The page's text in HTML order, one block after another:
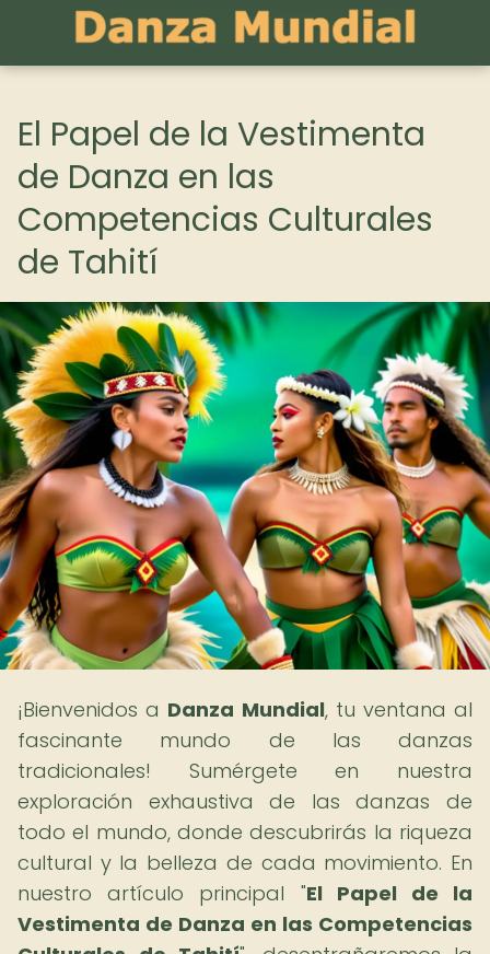
El Papel de la Vestimenta
de Danza en las
Competencias Culturales
de Tahití
¡Bienvenidos a Danza Mundial, tu ventana al
fascinante mundo de las danzas
tradicionales! Sumérgete en nuestra
exploración exhaustiva de las danzas de
todo el mundo, donde descubrirás la riqueza
cultural y la belleza de cada movimiento. En
nuestro artículo principal "El Papel de la
Vestimenta de Danza en las Competencias